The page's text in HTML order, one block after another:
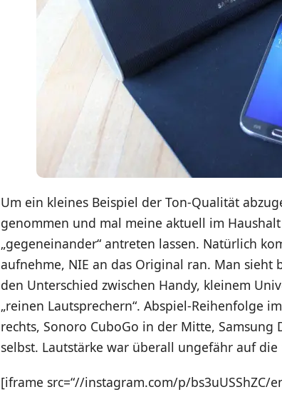
Um ein kleines Beispiel der Ton-Qualität
genommen und mal meine aktuell im
„gegeneinander“ antreten lassen. Natürlich
aufnehme, NIE an das Original ran. Man sieht
den Unterschied zwischen Handy, kleinem
„reinen Lautsprechern“. Abspiel-Reihenfolge
rechts, Sonoro CuboGo in der Mitte, Samsung
selbst. Lautstärke war überall ungefähr auf
[iframe src=“//instagram.com/p/bs3uUSShZC/